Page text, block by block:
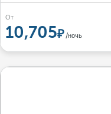
От
10,705 /ночь